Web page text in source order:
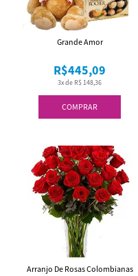
COMPRAR
3x de R$ 148,36
R$445,09
Grande Amor
Arranjo De Rosas Colombianas